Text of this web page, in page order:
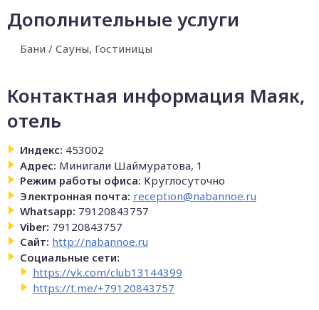
Дополнительные услуги
Бани / Сауны, Гостиницы
Контактная информация Маяк,
отель
Индекс: 453002
Адрес: Минигали Шаймуратова, 1
Режим работы офиса: Круглосуточно
Электронная почта: reception@nabannoe.ru
Whatsapp: 79120843757
Viber: 79120843757
Сайт: http://nabannoe.ru
Социальные сети:
https://vk.com/club13144399
https://t.me/+79120843757